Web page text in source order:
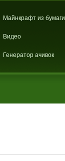
Майнкрафт из бумаги
Видео
Генератор ачивок